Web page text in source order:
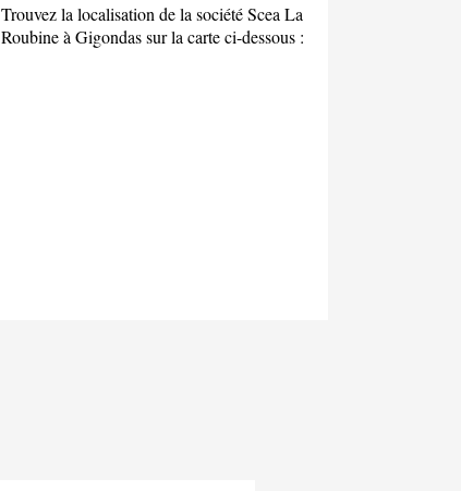
Trouvez la localisation de la société Scea La
Roubine à Gigondas sur la carte ci-dessous :